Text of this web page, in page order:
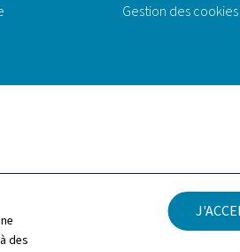
des
Gestion des cookies